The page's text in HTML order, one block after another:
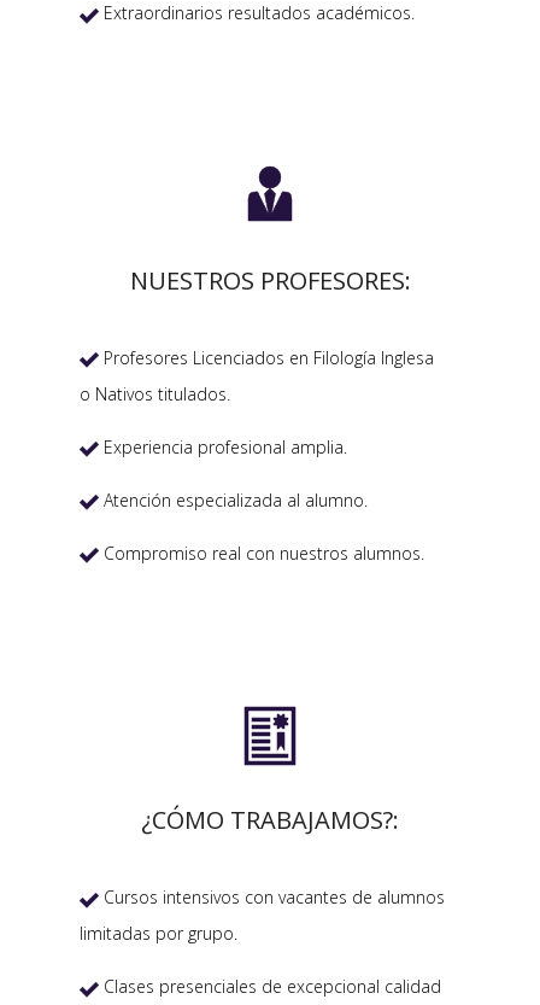
 Extraordinarios resultados académicos.

NUESTROS PROFESORES:
 Profesores Licenciados en Filología Inglesa
o Nativos titulados.
 Experiencia profesional amplia.
 Atención especializada al alumno.
 Compromiso real con nuestros alumnos.

¿CÓMO TRABAJAMOS?:
 Cursos intensivos con vacantes de alumnos
limitadas por grupo.
 Clases presenciales de excepcional calidad